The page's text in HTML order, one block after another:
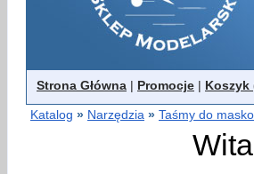
Strona Główna | Promocje | Koszyk
Katalog » Narzędzia » Taśmy do